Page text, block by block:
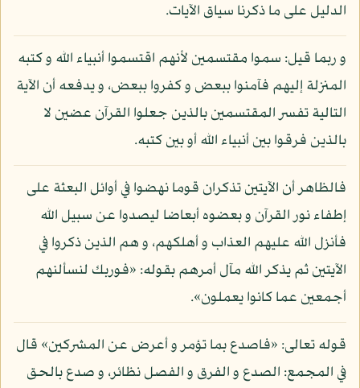
الدليل على ما ذكرنا سياق الآيات.
و ربما قيل: سموا مقتسمين لأنهم اقتسموا أنبياء الله و كتبه
المنزلة إليهم فآمنوا ببعض و كفروا ببعض، و يدفعه أن الآية
التالية تفسر المقتسمين بالذين جعلوا القرآن عضين لا
بالذين فرقوا بين أنبياء الله أو بين كتبه.
فالظاهر أن الآيتين تذكران قوما نهضوا في أوائل البعثة على
إطفاء نور القرآن و بعضوه أبعاضا ليصدوا عن سبيل الله
فأنزل الله عليهم العذاب و أهلكهم، و هم الذين ذكروا في
الآيتين ثم يذكر الله مآل أمرهم بقوله: «فوربك لنسألنهم
أجمعين عما كانوا يعملون».
قوله تعالى: «فاصدع بما تؤمر و أعرض عن المشركين» قال
في المجمع: الصدع و الفرق و الفصل نظائر، و صدع بالحق